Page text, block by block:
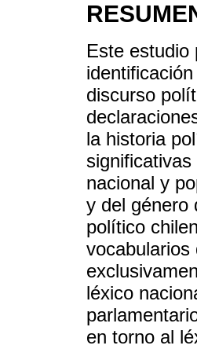
Este estudio
discurso
la historia
nacional y
y del género
político
vocabularios
léxico
en torno al